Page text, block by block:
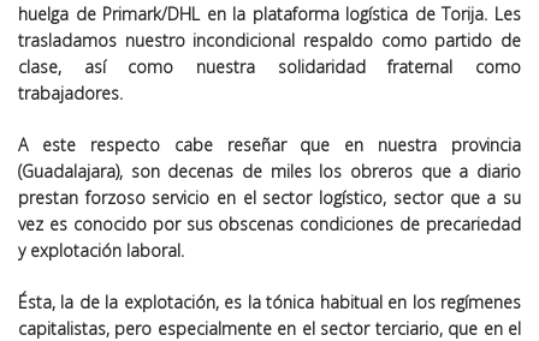
huelga de Primark/DHL en la plataforma logística de Torija. Les
trasladamos nuestro incondicional respaldo como partido de
clase, así como nuestra solidaridad fraternal como
trabajadores.
A este respecto cabe reseñar que en nuestra provincia
(Guadalajara), son decenas de miles los obreros que a diario
prestan forzoso servicio en el sector logístico, sector que a su
vez es conocido por sus obscenas condiciones de precariedad
y explotación laboral.
Ésta, la de la explotación, es la tónica habitual en los regímenes
capitalistas, pero especialmente en el sector terciario, que en el